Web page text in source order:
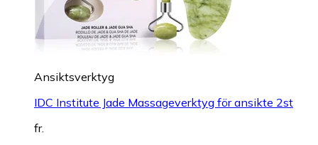
Ansiktsverktyg
IDC Institute Jade Massageverktyg för ansikte 2st
fr.